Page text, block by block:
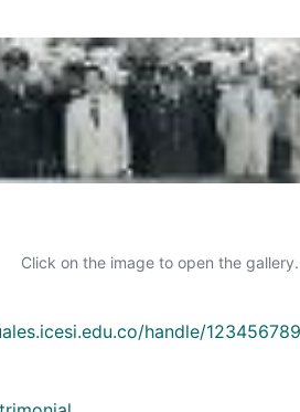
Click on the image to open the gallery.
handle/